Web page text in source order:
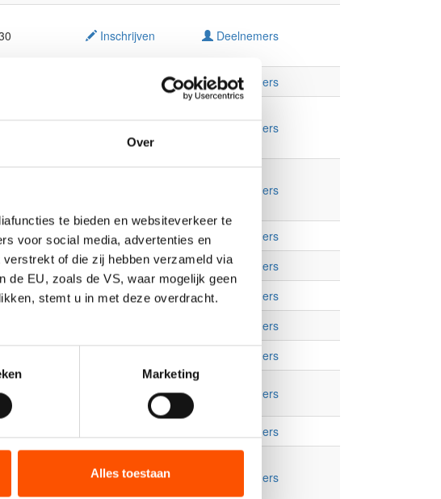
Over
te bieden en websiteverkeer te
voor social media, advertenties en
of die zij hebben verzameld via
de EU, zoals de VS, waar mogelijk geen
stemt u in met deze overdracht.
Marketing
Alles toestaan
Inschrijven Deelnemers
Deelnemers
Deelnemers
Deelnemers
Inschrijven
Deelnemers
Inschrijven
Deelnemers
Inschrijven
Deelnemers
Deelnemers
Deelnemers
Inschrijven Deelnemers
Deelnemers
Inschrijven Deelnemers